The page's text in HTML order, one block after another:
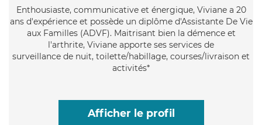
Enthousiaste, communicative et énergique, Viviane a 20
ans d'expérience et possède un diplôme d'Assistante De Vie
aux Familles (ADVF). Maitrisant bien la démence et
l'arthrite, Viviane apporte ses services de
surveillance de nuit, toilette/habillage, courses/livraison et
activités*
Afficher le profil